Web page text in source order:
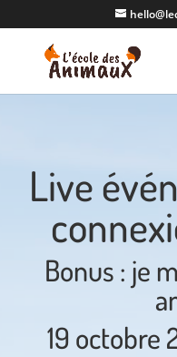
Live
Bonus : je
19 octobre